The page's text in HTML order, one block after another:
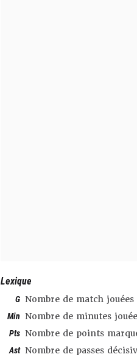
Lexique
G Nombre de match jouées
Min Nombre de minutes
Pts Nombre de points
Ast Nombre de passes